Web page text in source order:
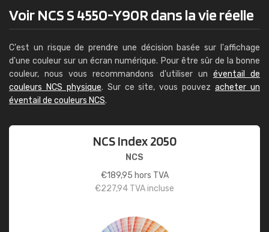
Voir NCS S 4550-Y90R dans la vie réelle
C'est un risque de prendre une décision basée sur l'affichage
d'une couleur sur un écran numérique. Pour être sûr de la bonne
couleur, nous vous recommandons d'utiliser un éventail de
couleurs NCS physique. Sur ce site, vous pouvezacheter un
éventail de couleurs NCS.
NCS Index 2050
NCS
€189,95 hors TVA
€227,94 TVA incluse